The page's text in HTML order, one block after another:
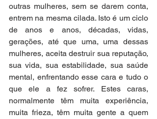
outras mulheres, sem se darem conta,
entrem na mesma cilada. Isto é um ciclo
de anos e anos, décadas, vidas,
gerações, até que uma, uma dessas
mulheres, aceita destruir sua reputação,
sua vida, sua estabilidade, sua saúde
mental, enfrentando esse cara e tudo o
que ele a fez sofrer. Estes caras,
normalmente têm muita experiência,
muita frieza, têm muita gente a quem